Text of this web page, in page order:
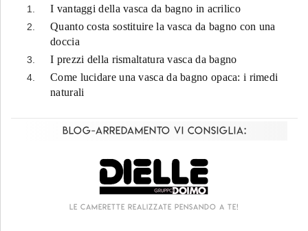
I vantaggi della vasca da bagno in acrilico
Quanto costa sostituire la vasca da bagno con una
doccia
I prezzi della rismaltatura vasca da bagno
Come lucidare una vasca da bagno opaca: i rimedi
naturali
Blog-Arredamento vi consiglia:
Le camerette realizzate pensando a te!